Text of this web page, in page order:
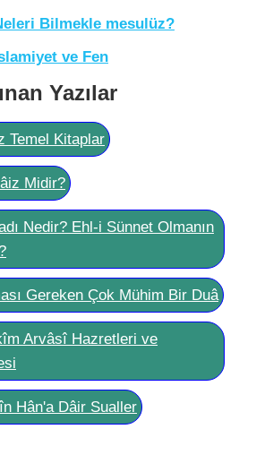
Bilmekle mesulüz?
ve Fen
Yazılar
Temel Kitaplar
Midir?
Nedir? Ehl-i Sünnet Olmanın
Gereken Çok Mühim Bir Duâ
Arvâsî Hazretleri ve
Hân'a Dâir Sualler